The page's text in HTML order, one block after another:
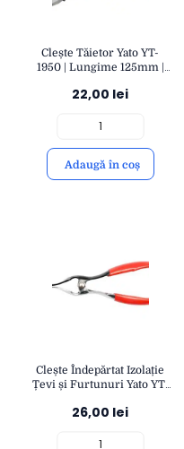
Clește Tăietor Yato YT-
1950 | Lungime 125mm |
Cabluri și Sârme | YATO
22,00 lei
Adaugă în coș
Clește Îndepărtat Izolație
Țevi și Furtunuri Yato YT-
Durabilitate | Mâner
26,00 lei